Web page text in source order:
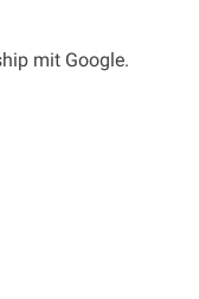
mit Google.